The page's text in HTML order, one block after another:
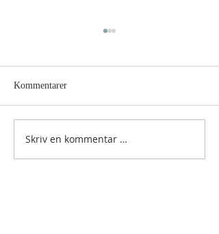
Kommentarer
Skriv en kommentar …